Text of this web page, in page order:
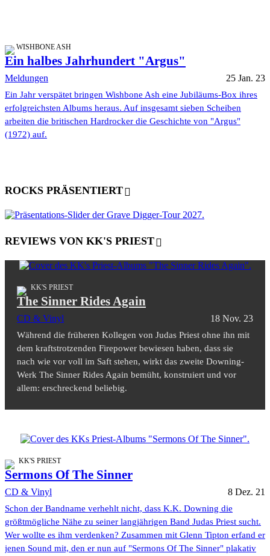
WISHBONE ASH
Ein halbes Jahrhundert "Argus"
Meldungen 25 Jan. 23
Ein Jahr verspätet bringen Wishbone Ash eine Jubiläums-Box ihres
erfolgreichsten Albums heraus. Auf insgesamt sieben Scheiben
arbeiten die britischen Hardrocker die Geschichte von "Argus"
(1972) auf.
ROCKS PRÄSENTIERT
REVIEWS VON KK'S PRIEST
KK'S PRIEST
The Sinner Rides Again
CD & Vinyl 18 Nov. 23
Während die früheren Kollegen von Judas Priest ohne ihn mit
dem kraftstrotzenden Firepower bewiesen haben, dass sie
nach wie vor voll im Saft stehen, wirkt das zweite Downing-
Werk The Sinner Rides Again bemüht, konstruiert und vor
allem: erschreckend beliebig.
KK'S PRIEST
Sermons Of The Sinner
CD & Vinyl 8 Dez. 21
Schon der Bandname verhehlt nicht, dass K.K. Downing die
größtmögliche Nähe zu seiner langjährigen Band Judas Priest sucht.
Wer wollte es ihm verdenken? Zusammen mit Glenn Tipton erfand er
jenen Sound mit, den er nun auf "Sermons Of The Sinner" plakativ